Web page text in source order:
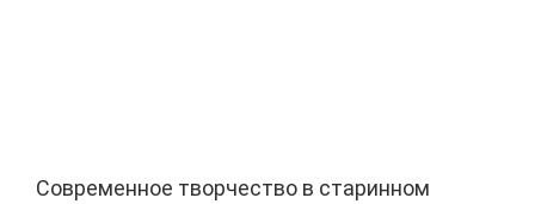
Современное творчество в старинном